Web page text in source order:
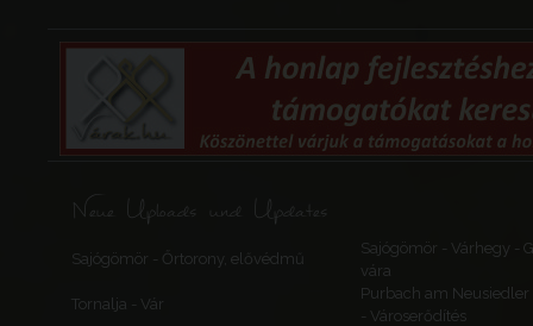
Neue Uploads und Updates
Sajógömör - Őrtorony, elővédmű
Sajógömör - Várhegy -
vára
Tornalja - Vár
Purbach am Neusiedler
- Városerődítés